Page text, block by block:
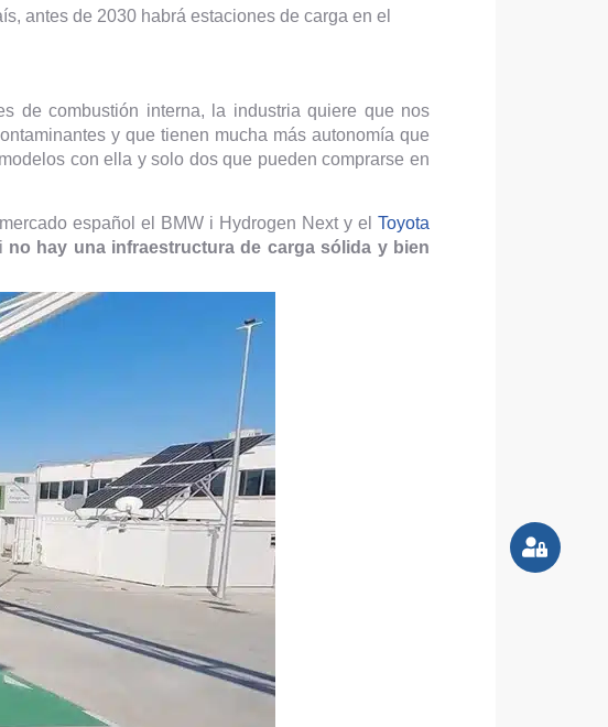
antes de 2030 habrá estaciones de carga en el
de combustión interna, la industria quiere que nos
y que tienen mucha más autonomía que
con ella y solo dos que pueden comprarse en
español el BMW i Hydrogen Next y elToyota
no hay una infraestructura de carga sólida y bien